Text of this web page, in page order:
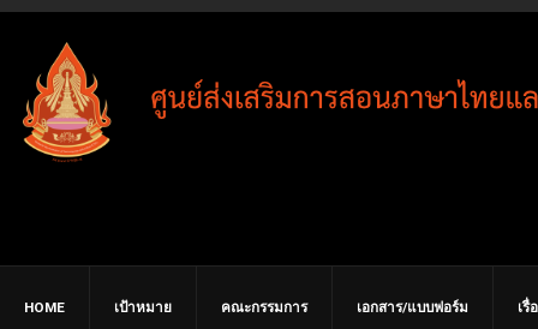
HOME เป้าหมาย คณะกรรมการ เอกสาร/แบบฟอร์ม เรื่